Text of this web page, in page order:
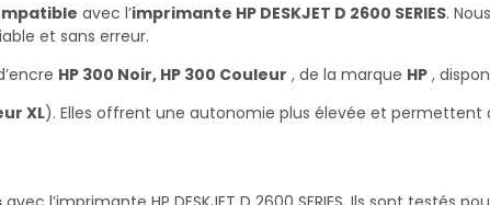
avec l’imprimante HP DESKJET D 2600 SERIES.
et sans erreur.
HP 300 Noir, HP 300 Couleur , de la marque HP ,
XL). Elles offrent une autonomie plus élevée et permettent